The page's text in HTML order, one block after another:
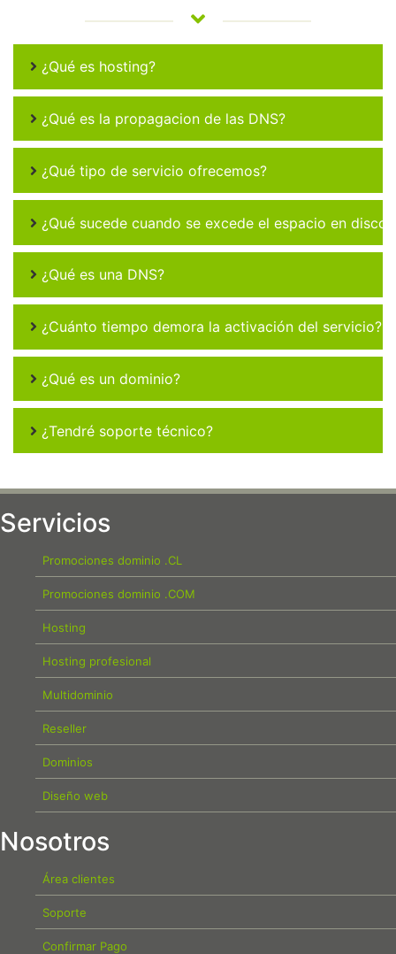
¿Qué es hosting?
¿Qué es la propagacion de las DNS?
¿Qué tipo de servicio ofrecemos?
¿Qué sucede cuando se excede el espacio en disco
¿Qué es una DNS?
¿Cuánto tiempo demora la activación del servicio?
¿Qué es un dominio?
¿Tendré soporte técnico?
Servicios
Promociones dominio .CL
Promociones dominio .COM
Hosting
Hosting profesional
Multidominio
Reseller
Dominios
Diseño web
Nosotros
Área clientes
Soporte
Confirmar Pago